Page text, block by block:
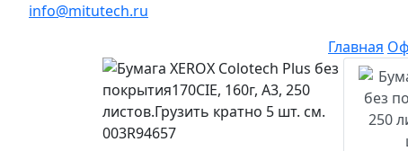
info@mitutech.ru
Главная